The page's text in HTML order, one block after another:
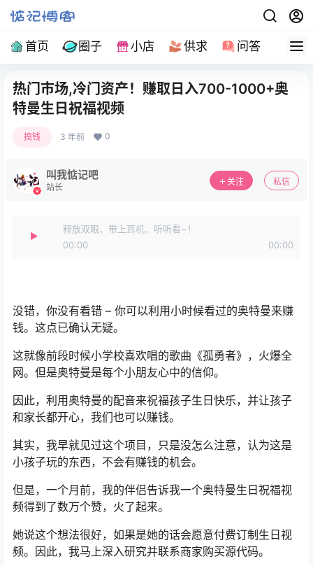
首页 圈子 小店 供求 问答 导航
热门市场,冷门资产！赚取日入700-1000+奥
特曼生日祝福视频
搞钱 3 年前 0
叫我惦记吧
站长
关注 私信
释放双眼，带上耳机，听听看~！
00:00
00:00
没错，你没有看错 – 你可以利用小时候看过的奥特曼来赚
钱。这点已确认无疑。
这就像前段时候小学校喜欢唱的歌曲《孤勇者》，火爆全
网。但是奥特曼是每个小朋友心中的信仰。
因此，利用奥特曼的配音来祝福孩子生日快乐，并让孩子
和家长都开心，我们也可以赚钱。
其实，我早就见过这个项目，只是没怎么注意，认为这是
小孩子玩的东西，不会有赚钱的机会。
但是，一个月前，我的伴侣告诉我一个奥特曼生日祝福视
频得到了数万个赞，火了起来。
她说这个想法很好，如果是她的话会愿意付费订制生日视
频。因此，我马上深入研究并联系商家购买源代码。